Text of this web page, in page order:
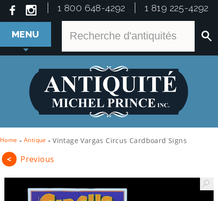
1 800 648-4292 1 819 225-4292
MENU
Home - Antique - Vintage Vargas Circus Cardboard Signs
< Previous